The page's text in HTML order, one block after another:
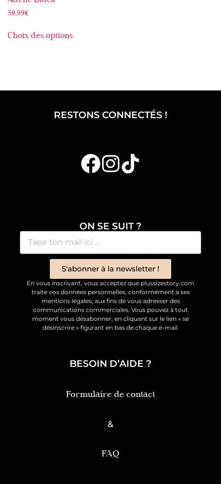
59,99€
Choix des options
RESTONS CONNECTÉS !
ON SE SUIT ?
S'abonner à la newsletter !
En vous inscrivant, vous acceptez que plussizestory.com
traite vos données personnelles, conformément à ses
mentions légales, aux fins de vous adresser des
communications commerciales. Vous pouvez à tout
moment vous désabonner, en cliquant sur le lien « se
désinscrire » figurant en bas de chaque e-mail.
BESOIN D’AIDE ?
Formulaire de contact
&
FAQ